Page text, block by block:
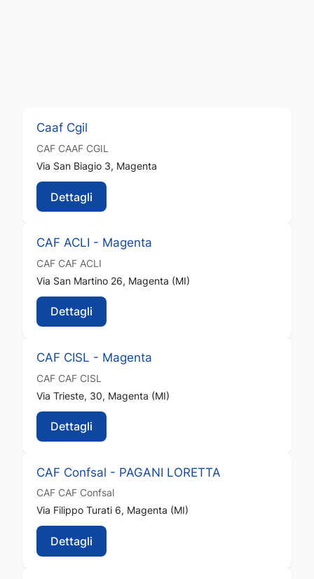
Caaf Cgil
CAF CAAF CGIL
Via San Biagio 3, Magenta
Dettagli
CAF ACLI - Magenta
CAF CAF ACLI
Via San Martino 26, Magenta (MI)
Dettagli
CAF CISL - Magenta
CAF CAF CISL
Via Trieste, 30, Magenta (MI)
Dettagli
CAF Confsal - PAGANI LORETTA
CAF CAF Confsal
Via Filippo Turati 6, Magenta (MI)
Dettagli